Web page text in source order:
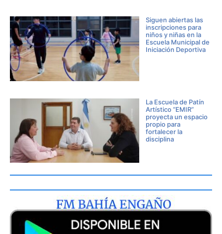
Siguen abiertas las
inscripciones para
niños y niñas en la
Escuela Municipal de
Iniciación Deportiva
La Escuela de Patín
Artístico “EMIR”
proyecta un espacio
propio para
fortalecer la
disciplina